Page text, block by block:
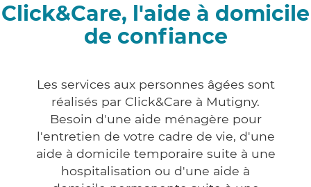
Click&Care, l'aide à domicile
de confiance
Les services aux personnes âgées sont
réalisés par Click&Care à Mutigny.
Besoin d'une aide ménagère pour
l'entretien de votre cadre de vie, d'une
aide à domicile temporaire suite à une
hospitalisation ou d'une aide à